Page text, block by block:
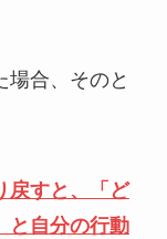
場合、そのと
戻すと、「ど
と自分の行動